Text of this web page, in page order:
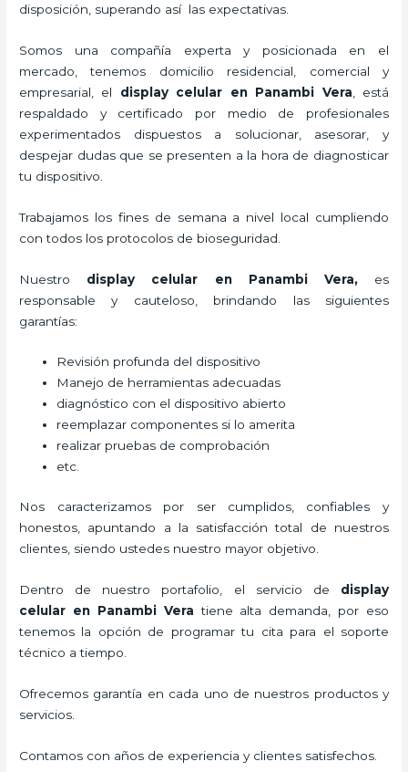
disposición, superando así las expectativas.
Somos una compañía experta y posicionada en el
mercado, tenemos domicilio residencial, comercial y
empresarial, el display celular en Panambi Vera , está
respaldado y certificado por medio de profesionales
experimentados dispuestos a solucionar, asesorar, y
despejar dudas que se presenten a la hora de diagnosticar
tu dispositivo.
Trabajamos los fines de semana a nivel local cumpliendo
con todos los protocolos de bioseguridad.
Nuestro display celular en Panambi Vera, es
responsable y cauteloso, brindando las siguientes
garantías:
Revisión profunda del dispositivo
Manejo de herramientas adecuadas
diagnóstico con el dispositivo abierto
reemplazar componentes si lo amerita
realizar pruebas de comprobación
etc.
Nos caracterizamos por ser cumplidos, confiables y
honestos, apuntando a la satisfacción total de nuestros
clientes, siendo ustedes nuestro mayor objetivo.
Dentro de nuestro portafolio, el servicio de display
celular en Panambi Vera tiene alta demanda, por eso
tenemos la opción de programar tu cita para el soporte
técnico a tiempo.
Ofrecemos garantía en cada uno de nuestros productos y
servicios.
Contamos con años de experiencia y clientes satisfechos.